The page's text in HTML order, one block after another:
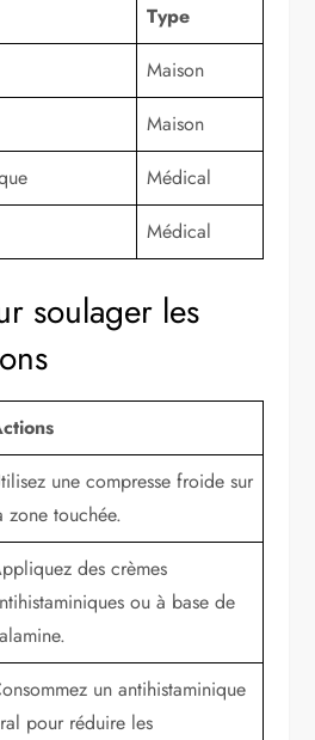
Type
Maison
Maison
Médical
Médical
soulager les
une compresse froide sur
zone touchée.
des crèmes
ou à base de
un antihistaminique
pour réduire les